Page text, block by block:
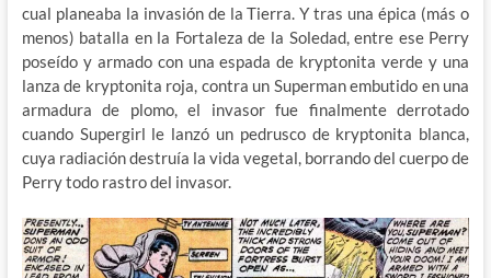
cual planeaba la invasión de la Tierra. Y tras una épica (más o
menos) batalla en la Fortaleza de la Soledad, entre ese Perry
poseído y armado con una espada de kryptonita verde y una
lanza de kryptonita roja, contra un Superman embutido en una
armadura de plomo, el invasor fue finalmente derrotado
cuando Supergirl le lanzó un pedrusco de kryptonita blanca,
cuya radiación destruía la vida vegetal, borrando del cuerpo de
Perry todo rastro del invasor.